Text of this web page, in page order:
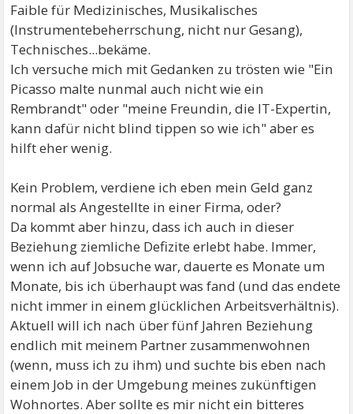
Faible für Medizinisches, Musikalisches
(Instrumentebeherrschung, nicht nur Gesang),
Technisches...bekäme.
Ich versuche mich mit Gedanken zu trösten wie "Ein
Picasso malte nunmal auch nicht wie ein
Rembrandt" oder "meine Freundin, die IT-Expertin,
kann dafür nicht blind tippen so wie ich" aber es
hilft eher wenig.
Kein Problem, verdiene ich eben mein Geld ganz
normal als Angestellte in einer Firma, oder?
Da kommt aber hinzu, dass ich auch in dieser
Beziehung ziemliche Defizite erlebt habe. Immer,
wenn ich auf Jobsuche war, dauerte es Monate um
Monate, bis ich überhaupt was fand (und das endete
nicht immer in einem glücklichen Arbeitsverhältnis).
Aktuell will ich nach über fünf Jahren Beziehung
endlich mit meinem Partner zusammenwohnen
(wenn, muss ich zu ihm) und suchte bis eben nach
einem Job in der Umgebung meines zukünftigen
Wohnortes. Aber sollte es mir nicht ein bitteres